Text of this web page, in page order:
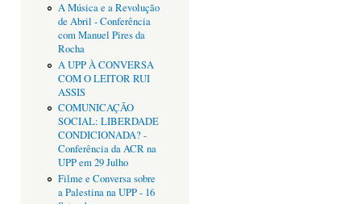
A Música e a Revolução
de Abril - Conferência
com Manuel Pires da
Rocha
A UPP À CONVERSA
COM O LEITOR RUI
ASSIS
COMUNICAÇÃO
SOCIAL: LIBERDADE
CONDICIONADA? -
Conferência da ACR na
UPP em 29 Julho
Filme e Conversa sobre
a Palestina na UPP - 16